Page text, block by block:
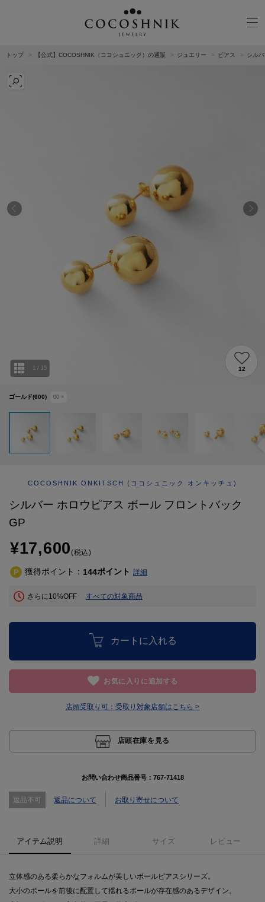
JOURNAL
AFTERCARE & REPAIRS
SUSTAINABLE
トップ 【公式】COCOSHNIK（ココシュニック）の通販 ジュエリー ピアス シル
ゴールド(600) 00 ×
1 / 15 12
COCOSHNIK ONKITSCH (ココシュニック オンキッチュ)
シルバー ホロウピアス ボール フロントバック
GP
¥17,600(税込)
獲得ポイント： 144ポイント 詳細
さらに10%OFF すべての対象商品
カートに入れる
お気に入りに追加する
店頭受取り可： 受取り対象店舗はこちら >
店頭在庫を見る
お問い合わせ商品番号： 767-71418
返品不可 返品について お取り寄せについて
アイテム説明 詳細 サイズ レビュー
立体感のある柔らかなフォルムが美しいボールピアスシリーズ。
大小のボールを前後に配置して揺れるボールが存在感のあるデザイン。